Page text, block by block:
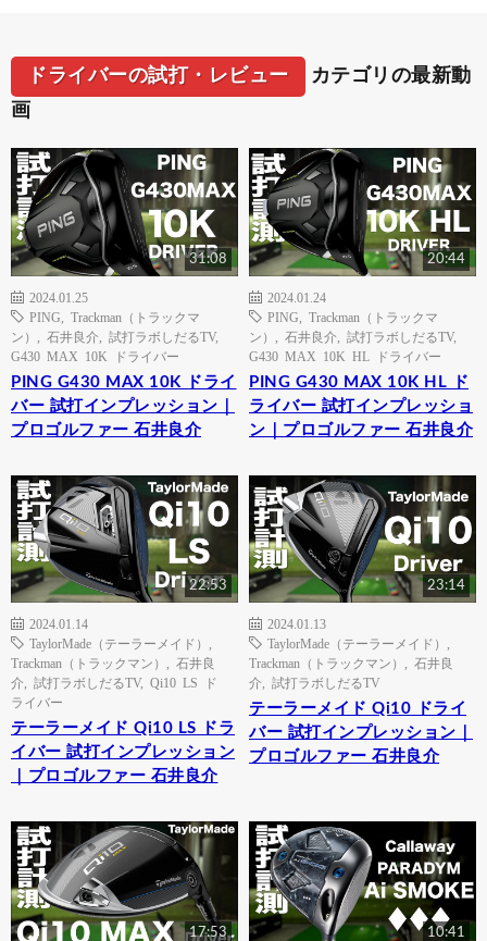
ドライバーの試打・レビュー
カテゴリの最新動
画
31:08
2024.01.25
PING
Trackman（トラックマ
ン）
石井良介 試打ラボしだるTV,
G430 MAX 10K ドライバー
PING G430 MAX 10K ドライ
バー 試打インプレッション｜
プロゴルファー 石井良介
20:44
2024.01.24
PING
Trackman（トラックマ
ン）
石井良介 試打ラボしだるTV,
G430 MAX 10K HL ドライバー
PING G430 MAX 10K HL ド
ライバー 試打インプレッショ
ン｜プロゴルファー 石井良介
22:53
2024.01.14
TaylorMade（テーラーメイド）
Trackman（トラックマン）
石井良
介
試打ラボしだるTV, Qi10 LS ド
ライバー
テーラーメイド Qi10 LS ドラ
イバー 試打インプレッション
｜プロゴルファー 石井良介
23:14
2024.01.13
TaylorMade（テーラーメイド）
Trackman（トラックマン）
石井良
介
試打ラボしだるTV
テーラーメイド Qi10 ドライ
バー 試打インプレッション｜
プロゴルファー 石井良介
17:53 10:41